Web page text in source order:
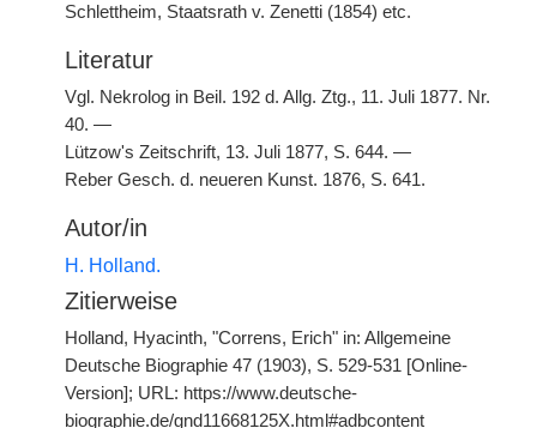
Schlettheim, Staatsrath v. Zenetti (1854) etc.
Literatur
Vgl. Nekrolog in Beil. 192 d. Allg. Ztg., 11. Juli 1877. Nr.
40. —
Lützow's Zeitschrift, 13. Juli 1877, S. 644. —
Reber Gesch. d. neueren Kunst. 1876, S. 641.
Autor/in
H. Holland.
Zitierweise
Holland, Hyacinth, "Correns, Erich" in: Allgemeine
Deutsche Biographie 47 (1903), S. 529-531 [Online-
Version]; URL: https://www.deutsche-
biographie.de/gnd11668125X.html#adbcontent